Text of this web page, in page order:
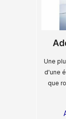
Une
d'une
que